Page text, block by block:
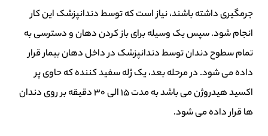
جرمگیری داشته باشند، نیاز است که توسط دندانپزشک این کار
انجام شود. سپس یک وسیله برای باز کردن دهان و دسترسی به
تمام سطوح دندان توسط دندانپزشک در داخل دهان بیمار قرار
داده می شود. در مرحله بعد،یک ژله سفید کننده که حاوی پر
اکسید هیدروژن می باشد به مدت 15 الی 30 دقیقه بر روی دندان
ها قرار داده می شود.